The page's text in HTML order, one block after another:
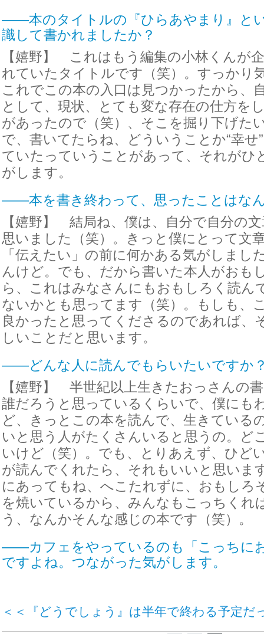
――本のタイトルの『ひらあやまり』と
識して書かれましたか？
【嬉野】 これはもう編集の小林くんが
れていたタイトルです（笑）。すっかり
これでこの本の入口は見つかったから、
として、現状、とても変な存在の仕方を
があったので（笑）、そこを掘り下げた
で、書いてたらね、どういうことか“幸せ
ていたっていうことがあって、それがひ
がします。
――本を書き終わって、思ったことはな
【嬉野】 結局ね、僕は、自分で自分の
思いました（笑）。きっと僕にとって文
「伝えたい」の前に何かある気がしまし
んけど。でも、だから書いた本人がおも
ら、これはみなさんにもおもしろく読ん
ないかとも思ってます（笑）。もしも、
良かったと思ってくださるのであれば、
しいことだと思います。
――どんな人に読んでもらいたいですか
【嬉野】 半世紀以上生きたおっさんの
誰だろうと思っているくらいで、僕にも
ど、きっとこの本を読んで、生きている
いと思う人がたくさんいると思うの。ど
いけど（笑）。でも、とりあえず、ひど
が読んでくれたら、それもいいと思いま
にあってもね、へこたれずに、おもしろ
を焼いているから、みんなもこっちくれ
う、なんかそんな感じの本です（笑）。
――カフェをやっているのも「こっちに
ですよね。つながった気がします。
＜＜『どうでしょう』は半年で終わる予定だ